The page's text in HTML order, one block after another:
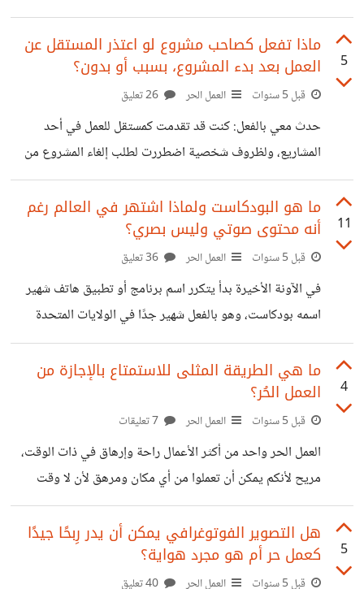
للعمل، مثلا لو تحتاجون كاتب محتوى، يجب تحديد مهارات مثل
الكتابة على الوورد والرفع على الموقع أو مهارة ضبط السيو،
مهارة الابداع اللغوي، إضافة إلى مهارات الالتزام والتواصل الجيد
واحترام وقتكم كأصحاب مشاريع. ثم تكتبون ما تحتاجون
بوضوح وسلاسة في تعريف المشروع، وبذلك تضمنون أن
المستقلين فهموا جيدًا ما تحتاجون له. بعد تقدم عدد من
5
ماذا تفعل كصاحب مشروع لو اعتذر المستقل عن
العمل بعد بدء المشروع، بسبب أو بدون؟
قبل 5 سنوات العمل الحر
حدث معي بالفعل: كنت قد تقدمت كمستقل للعمل في أحد
المشاريع، ولظروف شخصية اضطررت لطلب إلغاء المشروع من
العميل، كوني مشغول جدا وأنا لا أحب تقديم نصف طاقتي لعمل
ما، وقد تقبل صاحب المشروع اعتذاري بكل تقدير ويُشكر لذلك.
من خلال تجربتي وتجارب الكثيرين غيري، قد يحدث وأن يعتذر
المستقل عن العمل بعد اختياركم له كأصحاب مشاريع، هذا لا
يعني بالضرورة ضُعف المستقل أو سوء تعامله، ولذلك كيف
تتصرفوا لو قابلتم هذا الموقف؟ اطلبوا السبب لو تأكدتم تماما من
11
ما هو البودكاست ولماذا اشتهر في العالم رغم
أنه محتوى صوتي وليس بصري؟
قبل 5 سنوات العمل الحر
في الآونة الأخيرة بدأ يتكرر اسم برنامج أو تطبيق هاتف شهير
اسمه بودكاست، وهو بالفعل شهير جدًا في الولايات المتحدة
الأمريكية، حيث أن هناك أكثر من 40% من الشعب الأمريكي
يستمعون إلى البودكاست، وجميع هذه النسبة أعمارهم أكبر من
12 عام. ما هو البودكاست البودكاست هو موقع وتطبيق إذاعي
ولكن الفارق هنا هو أن المستخدم هو الذي يستطيع التحكم فيما
يستمع إليه، حيث يتواجد ملايين الأشخاص الذين يقومون
بتسجيل محتوى صوتي قيّم على هذا التطبيق، والفارق بين هذا
4
ما هي الطريقة المثلى للاستمتاع بالإجازة من
العمل الحُر؟
قبل 5 سنوات العمل الحر
العمل الحر واحد من أكثر الأعمال راحة وإرهاق في ذات الوقت،
مريح لأنكم يمكن أن تعملوا من أي مكان ومرهق لأن لا وقت
محدد له، فمن الممكن أن تأتي لكم مهمة في نصف اليوم أو نهاية
اليوم ويكون عليكم تنفيذها لإرضاء العميل. وهناك شكوى واحدة
متفق عليها من جميع المستقلين، وهي أن العمل الحر ليس سهل،
هو له إيجابيات كثيرة ولكنه ليس سهل، ولذلك لابد لكم أن
5
هل التصوير الفوتوغرافي يمكن أن يدر رِبحًا جيدًا
كعمل حر أم هو مجرد هواية؟
قبل 5 سنوات العمل الحر